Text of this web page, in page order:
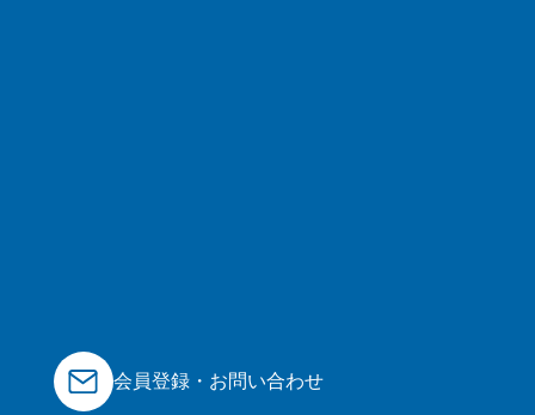
会員登録・お問い合わせ